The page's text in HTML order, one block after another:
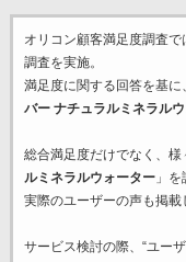
オリコン顧客満足度調査
調査を実施。
満足度に関する回答を基に
バー ナチュラルミネラル
総合満足度だけでなく、様
ルミネラルウォーター」を
実際のユーザーの声も掲載
サービス検討の際、“ユー